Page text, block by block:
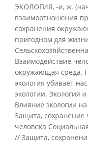
ЭКОЛОГИЯ, -и, ж.
взаимоотношения
сохранения
пригодном для
Взаимодействие
окружающая среда.
экология убивает
экологии. Экология
Влияние экологии
Защита, сохранение
человека
// Защита,